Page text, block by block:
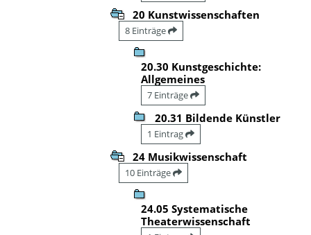
20 Kunstwissenschaften
8 Einträge
20.30 Kunstgeschichte:
Allgemeines
7 Einträge
20.31 Bildende Künstler
1 Eintrag
24 Musikwissenschaft
10 Einträge
24.05 Systematische
Theaterwissenschaft